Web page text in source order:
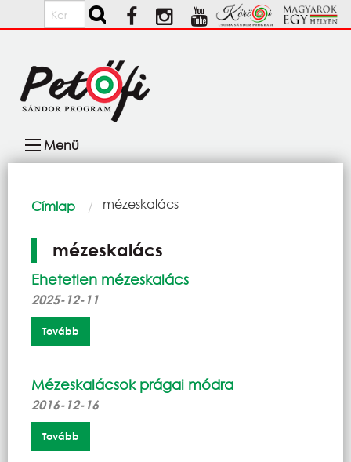
Ugrás a tartalomra
Keresés
navigáció
Menü
Morzsa
Címlap Current:
mézeskalács
mézeskalács
Ehetetlen mézeskalács
2025-12-11
Tovább
Mézeskalácsok prágai módra
2016-12-16
Tovább